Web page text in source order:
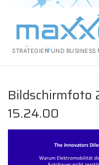
springen
STRATEGIEN UND BUSINESS
Bildschirmfoto
15.24.00